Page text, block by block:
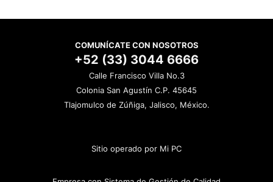
COMUNÍCATE CON NOSOTROS
+52 (33) 3044 6666
Calle Francisco Villa No.3
Colonia San Agustín C.P. 45645
Tlajomulco de Zúñiga, Jalisco, México.
Sitio operado por Mi PC